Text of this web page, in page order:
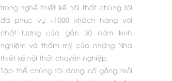
trong nghề thiết kế nội thất chúng tôi
đã phục vụ +1000 khách hàng với
chất lượng của gần 30 năm kinh
nghiệm và thẩm mỹ của những Nhà
thiết kế nội thất chuyên nghiệp.
Tập thể chúng tôi đang cố gắng mỗi